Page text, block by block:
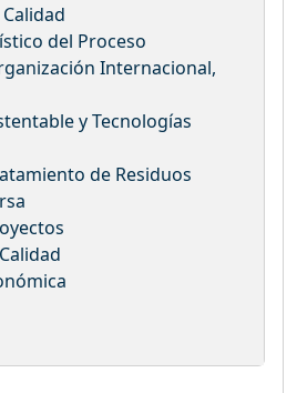
del Proceso
Internacional,
y Tecnologías
de Residuos